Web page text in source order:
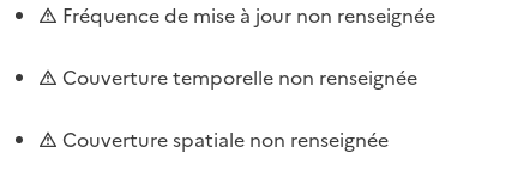
Fréquence de mise à jour non renseignée
Couverture temporelle non renseignée
Couverture spatiale non renseignée